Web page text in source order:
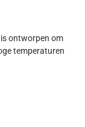
ontworpen om
temperaturen